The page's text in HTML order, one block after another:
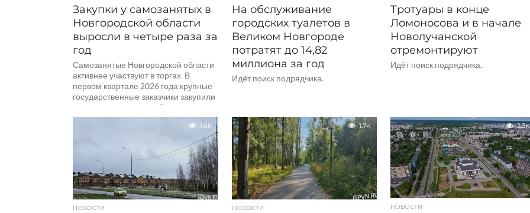
Закупки у самозанятых в
Новгородской области
выросли в четыре раза за
год
Самозанятые Новгородской области
активнее участвуют в торгах В
первом квартале 2026 года крупные
государственные заказчики закупили
у самозанятых жителей
Новгородской области товары...
На обслуживание
городских туалетов в
Великом Новгороде
потратят до 14,82
миллиона за год
Идёт поиск подрядчика.
Тротуары в конце
Ломоносова и в начале
Новолучанской
отремонтируют
Идёт поиск подрядчика.
1.6K
НОВОСТИ
1.7K
НОВОСТИ
2.3K
НОВОСТИ